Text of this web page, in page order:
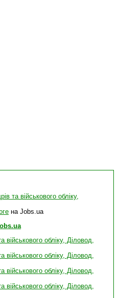
та військового обліку,
на Jobs.ua
військового обліку, Діловод,
військового обліку, Діловод,
військового обліку, Діловод,
військового обліку, Діловод,